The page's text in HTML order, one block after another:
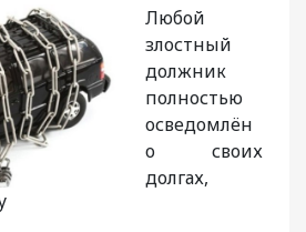
Любой
злостный
должник
полностью
осведомлён
о своих
долгах,